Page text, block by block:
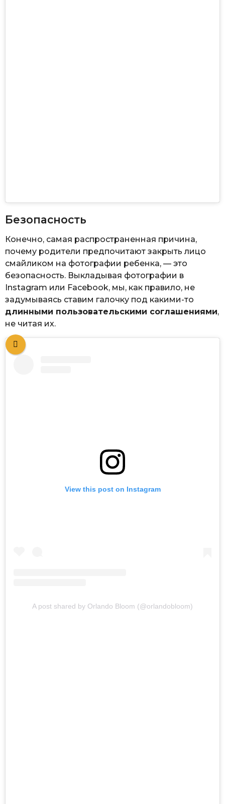
Безопасность
Конечно, самая распространенная причина,
почему родители предпочитают закрыть лицо
смайликом на фотографии ребенка, — это
безопасность. Выкладывая фотографии в
Instagram или Facebook, мы, как правило, не
задумываясь ставим галочку под какими-то
длинными пользовательскими соглашениями,
не читая их.
View this post on Instagram
A post shared by Orlando Bloom (@orlandobloom)